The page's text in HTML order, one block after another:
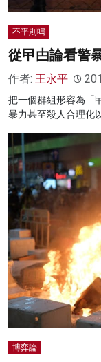
不平則鳴
從曱甴論看警
作者: 王永平
把一個群組形容為「
暴力甚至殺人合理化
博弈論